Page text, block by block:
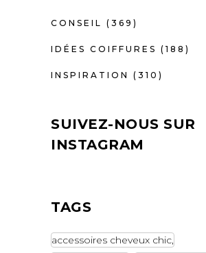
CONSEIL (369)
IDÉES COIFFURES (188)
INSPIRATION (310)
SUIVEZ-NOUS SUR
INSTAGRAM
TAGS
accessoires cheveux chic